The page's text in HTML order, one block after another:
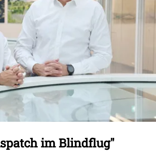
im Blindflug"